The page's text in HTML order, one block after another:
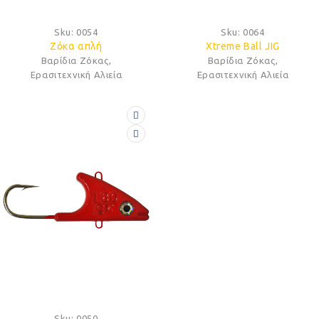
Sku: 0054
Ζόκα απλή
Βαρίδια Ζόκας
Ερασιτεχνική Αλιεία
Sku: 0064
Xtreme Ball JIG
Βαρίδια Ζόκας
Ερασιτεχνική Αλιεία